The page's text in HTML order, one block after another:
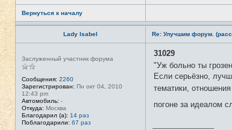
Вернуться к началу
Lady Isabel
е
в
с
е
т
и
Заслуженный участник форума
Сообщения: 2260
Зарегистрирован: Пн окт 04, 2010
12:43 pm
Автомобиль: -
Откуда: Москва
Благодарил (а): 14 раз
Поблагодарили: 67 раз
Re: Улучшим форум.
31029
"Уж больно ты
Если серьёзно,
тематики,
погоне за идеалом